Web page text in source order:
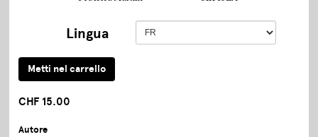
Lingua
CHF 15.00
Autore